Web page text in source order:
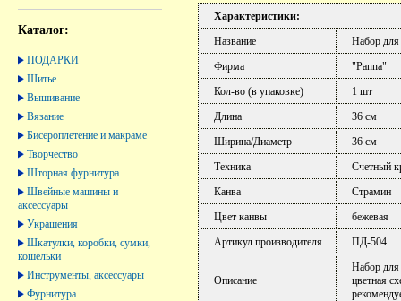
Каталог:
ПОДАРКИ
Шитье
Вышивание
Вязание
Бисероплетение и макраме
Творчество
Шторная фурнитура
Швейные машины и
аксессуары
Украшения
Шкатулки, коробки, сумки,
кошельки
Инструменты, аксессуары
Фурнитура
Характеристики:
Название
Набор
Фирма
"Panna"
Кол-во (в упаковке)
1 шт
Длина
36 см
Ширина/Диаметр
36 см
Техника
Счетный
Канва
Страмин
Цвет канвы
бежевая
Артикул производителя
ПД-504
Описание
Набор для
цветная